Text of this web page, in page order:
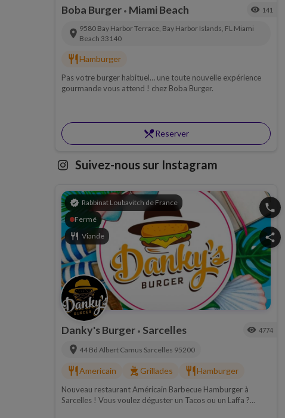
Boba Burger • Miami Beach visibility 141
location_on 9580 Bay Harbor Terrace, Bay Harbor Islands, FL Miami
Beach 33140
restaurant Hamburger
Pas votre burger habituel… une toute nouvelle expérience
gourmande vous attend ! chez Boba Burger.
restaurant_menuReserver
Suivez-nous sur Instagram
verified Rabbinat Loubavitch de France
Fermé
restaurant Viande
phone
share
Danky's Burger • Sarcelles visibility 4774
location_on 44 Bd Albert Camus Sarcelles 95200
restaurant Americain outdoor_grill Grillades restaurant Hamburger
Nouveau restaurant Américain Barbecue Hamburger à
Sarcelles ! Vous voulez déguster un Tacos ou un Laffa ?